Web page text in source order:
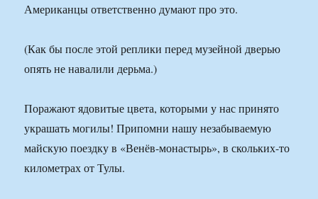
Американцы ответственно думают про это.
(Как бы после этой реплики перед музейной дверью
опять не навалили дерьма.)
Поражают ядовитые цвета, которыми у нас принято
украшать могилы! Припомни нашу незабываемую
майскую поездку в «Венёв-монастырь», в скольких-то
километрах от Тулы.